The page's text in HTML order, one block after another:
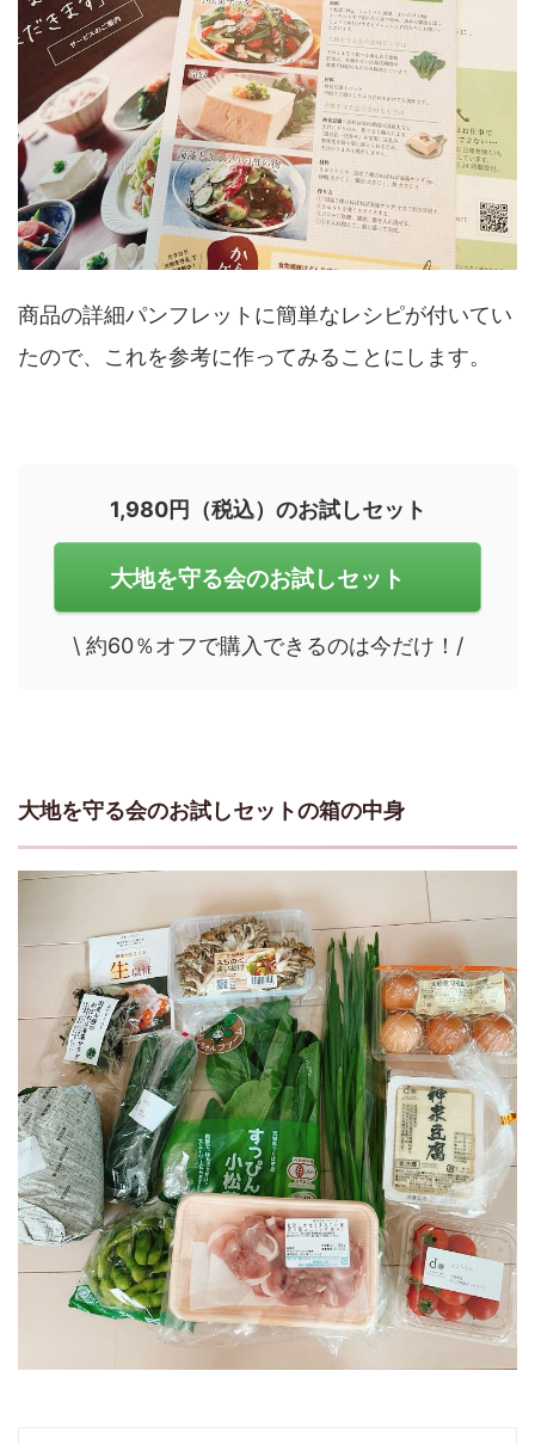
商品の詳細パンフレットに簡単なレシピが付いてい
たので、これを参考に作ってみることにします。
1,980円（税込）のお試しセット
大地を守る会のお試しセット
\ 約60％オフで購入できるのは今だけ！/
大地を守る会のお試しセットの箱の中身